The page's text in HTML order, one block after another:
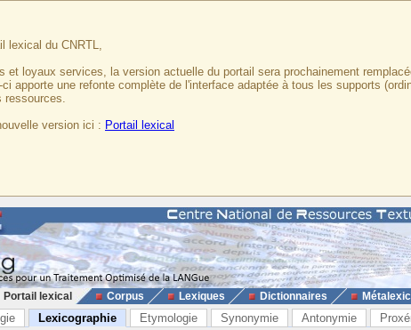
lexical du CNRTL,
et loyaux services, la version actuelle du portail sera prochainement
ci apporte une refonte complète de l'interface adaptée à tous les supports
ressources.
version ici : Portail lexical
Portail lexical Corpus Lexiques Dictionnaires
Lexicographie Etymologie Synonymie Antonymie